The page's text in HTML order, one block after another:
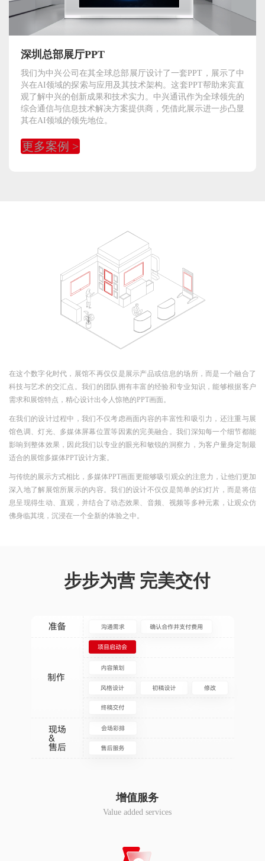
深圳总部展厅PPT
我们为中兴公司在其全球总部展厅设计了一套PPT，展示了中
兴在AI领域的探索与应用及其技术架构。这套PPT帮助来宾直
观了解中兴的创新成果和技术实力。中兴通讯作为全球领先的
综合通信与信息技术解决方案提供商，凭借此展示进一步凸显
其在AI领域的领先地位。
更多案例 >
在这个数字化时代，展馆不再仅仅是展示产品或信息的场所，而是一个融合了
科技与艺术的交汇点。我们的团队拥有丰富的经验和专业知识，能够根据客户
需求和展馆特点，精心设计出令人惊艳的PPT画面。
在我们的设计过程中，我们不仅考虑画面内容的丰富性和吸引力，还注重与展
馆色调、灯光、多媒体屏幕位置等因素的完美融合。我们深知每一个细节都能
影响到整体效果，因此我们以专业的眼光和敏锐的洞察力，为客户量身定制最
适合的展馆多媒体PPT设计方案。
与传统的展示方式相比，多媒体PPT画面更能够吸引观众的注意力，让他们更加
深入地了解展馆所展示的内容。我们的设计不仅仅是简单的幻灯片，而是将信
息呈现得生动、直观，并结合了动态效果、音频、视频等多种元素，让观众仿
佛身临其境，沉浸在一个全新的体验之中。
步步为营 完美交付
增值服务
Value added services